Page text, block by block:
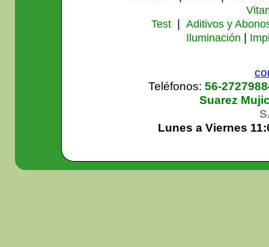
Test| Aditivos y
Iluminación |
Teléfonos: 56-
Suarez
Lunes a Viernes